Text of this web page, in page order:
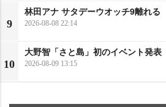
9
林田アナ サタデーウオッチ9離れる
2026-08-08 22:14
10
大野智「さと島」初のイベント発表
2026-08-09 13:15